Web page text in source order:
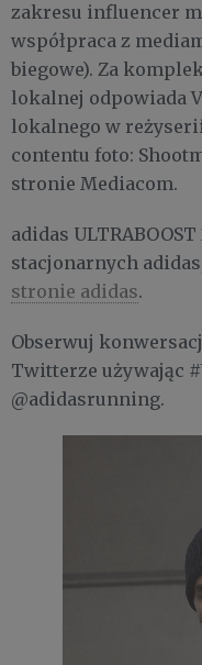
zakresu influencer
współpraca z
biegowe). Za
lokalnej odpowiada
lokalnego w
contentu foto:
stronie Mediacom.
adidas
stacjonarnych
stronie adidas.
Obserwuj
Twitterze używając
@adidasrunning.